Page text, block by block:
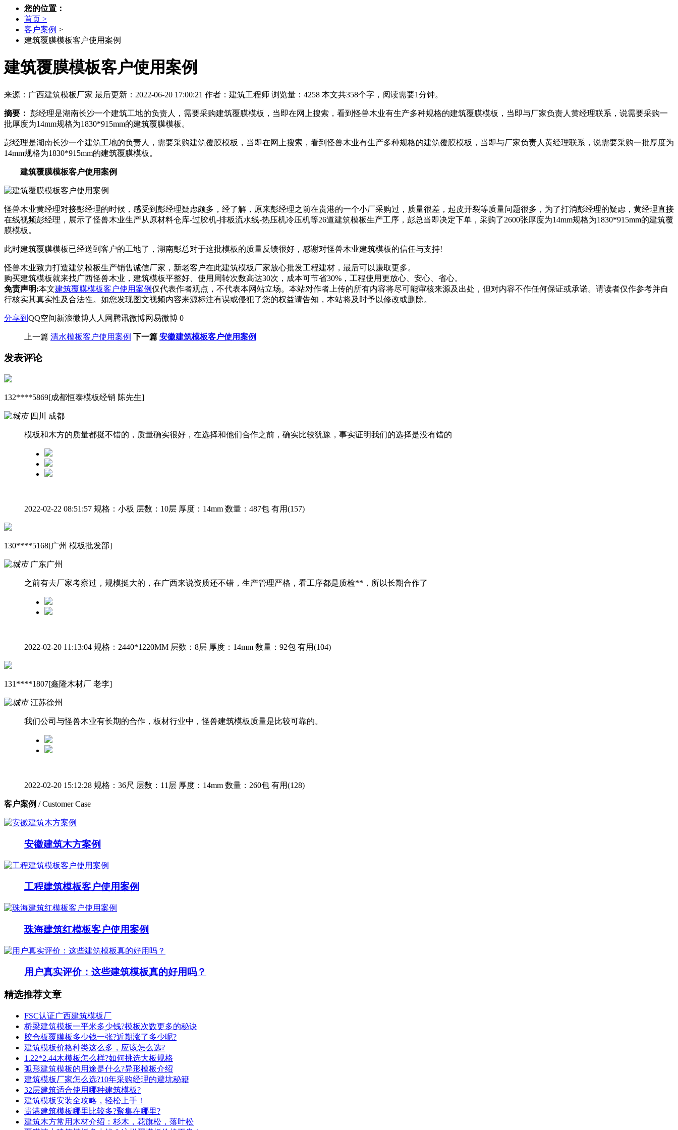
您的位置：
首页 >
客户案例 >
建筑覆膜模板客户使用案例
建筑覆膜模板客户使用案例
来源：广西建筑模板厂家 最后更新：2022-06-20 17:00:21 作者：建筑工程师 浏览量：4258 本文共358个字，阅读需要1分钟。
摘要： 彭经理是湖南长沙一个建筑工地的负责人，需要采购建筑覆膜模板，当即在网上搜索，看到怪兽木业有生产多种规格的建筑覆膜模板，当即与厂家负责人黄经理联系，说需要采购一
批厚度为14mm规格为1830*915mm的建筑覆膜模板。
彭经理是湖南长沙一个建筑工地的负责人，需要采购建筑覆膜模板，当即在网上搜索，看到怪兽木业有生产多种规格的建筑覆膜模板，当即与厂家负责人黄经理联系，说需要采购一批厚度为
14mm规格为1830*915mm的建筑覆膜模板。
建筑覆膜模板客户使用案例
怪兽木业黄经理对接彭经理的时候，感受到彭经理疑虑颇多，经了解，原来彭经理之前在贵港的一个小厂采购过，质量很差，起皮开裂等质量问题很多，为了打消彭经理的疑虑，黄经理直接
在线视频彭经理，展示了怪兽木业生产从原材料仓库-过胶机-排板流水线-热压机冷压机等26道建筑模板生产工序，彭总当即决定下单，采购了2600张厚度为14mm规格为1830*915mm的建筑覆
膜模板。
此时建筑覆膜模板已经送到客户的工地了，湖南彭总对于这批模板的质量反馈很好，感谢对怪兽木业建筑模板的信任与支持!
怪兽木业致力打造建筑模板生产销售诚信厂家，新老客户在此建筑模板厂家放心批发工程建材，最后可以赚取更多。
购买建筑模板就来找广西怪兽木业，建筑模板平整好、使用周转次数高达30次，成本可节省30%，工程使用更放心、安心、省心。
免责声明:本文建筑覆膜模板客户使用案例仅代表作者观点，不代表本网站立场。本站对作者上传的所有内容将尽可能审核来源及出处，但对内容不作任何保证或承诺。请读者仅作参考并自
行核实其真实性及合法性。如您发现图文视频内容来源标注有误或侵犯了您的权益请告知，本站将及时予以修改或删除。
分享到 QQ空间新浪微博人人网 腾讯微博网易微博 0
上一篇 清水模板客户使用案例 下一篇 安徽建筑模板客户使用案例
发表评论
132****5869[成都恒泰模板经销 陈先生]
四川 成都
模板和木方的质量都挺不错的，质量确实很好，在选择和他们合作之前，确实比较犹豫，事实证明我们的选择是没有错的
2022-02-22 08:51:57 规格：小板 层数：10层 厚度：14mm 数量：487包 有用(157)
130****5168[广州 模板批发部]
广东广州
之前有去厂家考察过，规模挺大的，在广西来说资质还不错，生产管理严格，看工序都是质检**，所以长期合作了
2022-02-20 11:13:04 规格：2440*1220MM 层数：8层 厚度：14mm 数量：92包 有用(104)
131****1807[鑫隆木材厂 老李]
江苏徐州
我们公司与怪兽木业有长期的合作，板材行业中，怪兽建筑模板质量是比较可靠的。
2022-02-20 15:12:28 规格：36尺 层数：11层 厚度：14mm 数量：260包 有用(128)
客户案例 / Customer Case
安徽建筑木方案例
工程建筑模板客户使用案例
珠海建筑红模板客户使用案例
用户真实评价：这些建筑模板真的好用吗？
精选推荐文章
FSC认证广西建筑模板厂
桥梁建筑模板一平米多少钱?模板次数更多的秘诀
胶合板覆膜板多少钱一张?近期涨了多少呢?
建筑模板价格种类这么多，应该怎么选?
1.22*2.44木模板怎么样?如何挑选大板规格
弧形建筑模板的用途是什么?异形模板介绍
建筑模板厂家怎么选?10年采购经理的避坑秘籍
32层建筑适合使用哪种建筑模板?
建筑模板安装全攻略，轻松上手！
贵港建筑模板哪里比较多?聚集在哪里?
建筑木方常用木材介绍：杉木，花旗松，落叶松